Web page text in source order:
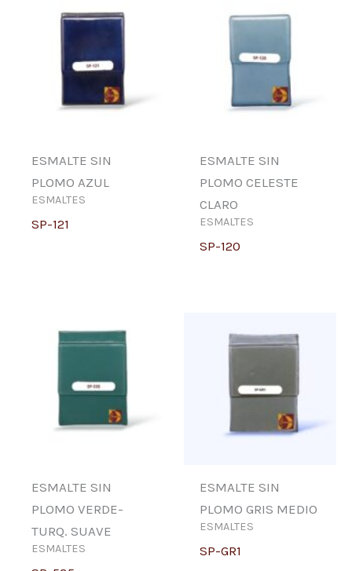
ESMALTE SIN
PLOMO AZUL
ESMALTES
SP-121
ESMALTE SIN
PLOMO CELESTE
CLARO
ESMALTES
SP-120
ESMALTE SIN
PLOMO VERDE-
TURQ. SUAVE
ESMALTES
ESMALTE SIN
PLOMO GRIS MEDIO
ESMALTES
SP-GR1